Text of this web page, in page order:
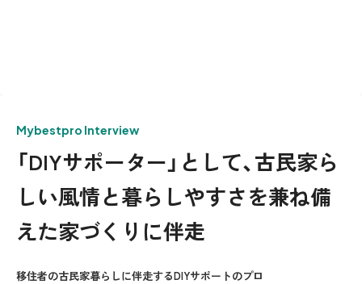
Mybestpro Interview
「DIYサポーター」として、古民家ら
しい風情と暮らしやすさを兼ね備
えた家づくりに伴走
移住者の古民家暮らしに伴走するDIYサポートのプロ